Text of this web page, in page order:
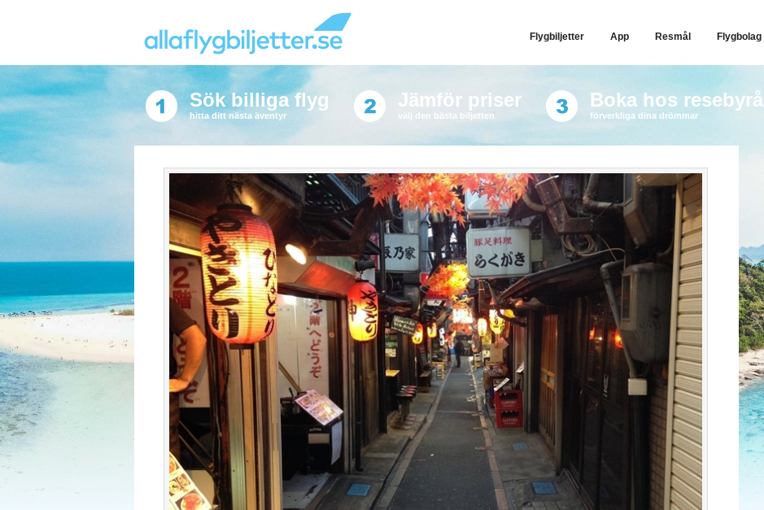
Flygbiljetter App Resmål Flygbolag
Sök billiga flyg
hitta ditt nästa äventyr
Jämför priser
välj den bästa biljetten
Boka hos resebyrå
förverkliga dina drömmar